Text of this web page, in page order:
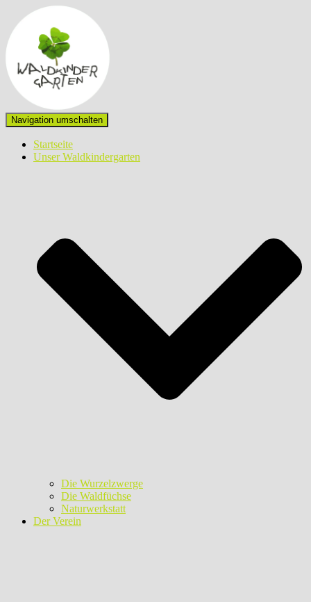
Navigation umschalten
Startseite
Unser Waldkindergarten
Die Wurzelzwerge
Die Waldfüchse
Naturwerkstatt
Der Verein